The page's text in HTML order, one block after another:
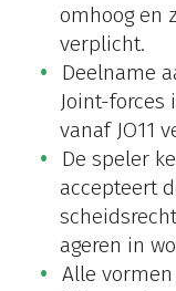
omhoog en
verplicht.
Deelname
Joint-forces
vanaf JO11
De speler
accepteert
ageren in
Alle vormen